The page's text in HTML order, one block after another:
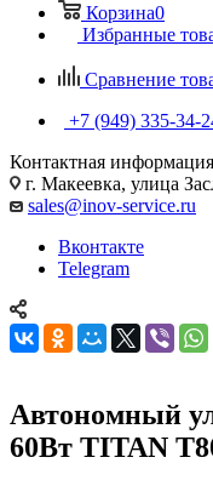
Корзина0
Избранные
Сравнение
+7 (949) 335-34-
Контактная информация
г. Макеевка, улица
sales@inov-service.ru
Вконтакте
Telegram
Автономный
60Вт TITAN